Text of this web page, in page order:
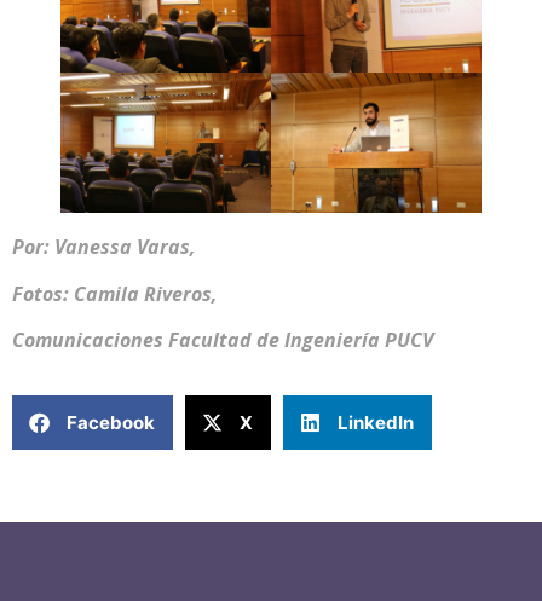
Por: Vanessa Varas,
Fotos: Camila Riveros,
Comunicaciones Facultad de Ingeniería PUCV
Facebook X LinkedIn